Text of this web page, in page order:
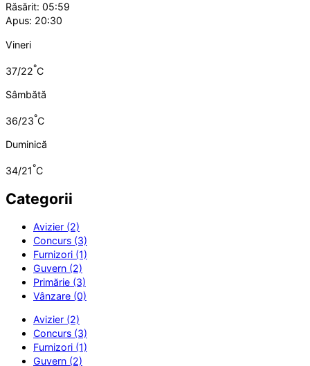
Răsărit: 05:59
Apus: 20:30
Vineri
37/22°C
Sâmbătă
36/23°C
Duminică
34/21°C
Categorii
Avizier (2)
Concurs (3)
Furnizori (1)
Guvern (2)
Primărie (3)
Vânzare (0)
Avizier (2)
Concurs (3)
Furnizori (1)
Guvern (2)